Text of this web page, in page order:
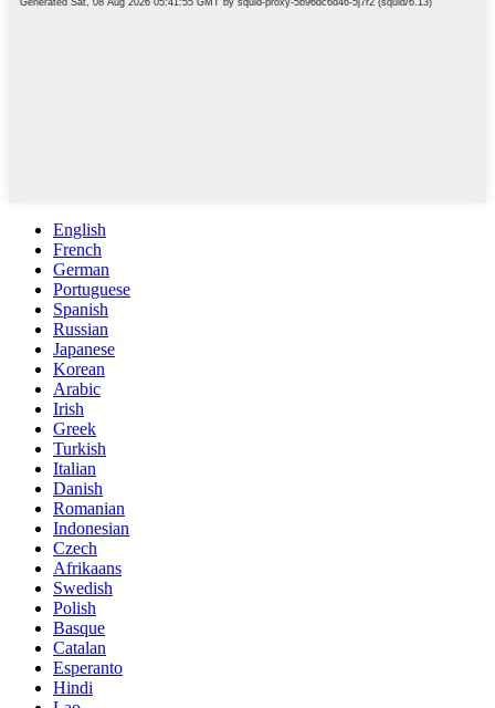
English
French
German
Portuguese
Spanish
Russian
Japanese
Korean
Arabic
Irish
Greek
Turkish
Italian
Danish
Romanian
Indonesian
Czech
Afrikaans
Swedish
Polish
Basque
Catalan
Esperanto
Hindi